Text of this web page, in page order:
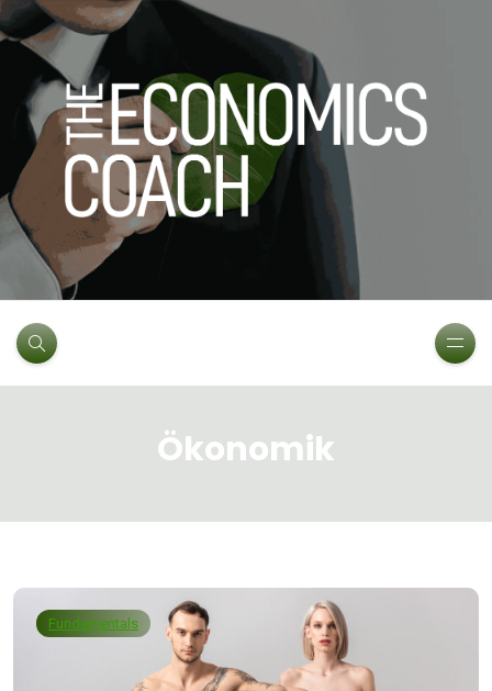
Ökonomik
Fundamentals